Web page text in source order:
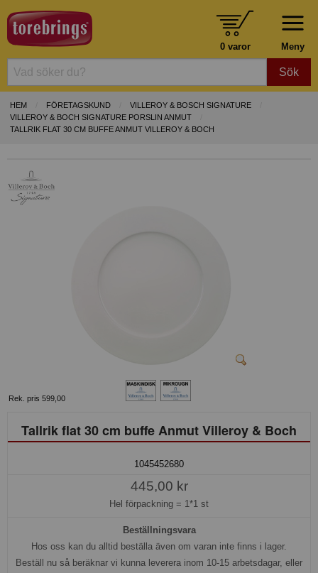
Meny
0 varor
Sök
HEM FÖRETAGSKUND
VILLEROY & BOSCH SIGNATURE
VILLEROY & BOCH SIGNATURE PORSLIN ANMUT
TALLRIK FLAT 30 CM BUFFE ANMUT VILLEROY & BOCH
Rek. pris 599,00
Tallrik flat 30 cm buffe Anmut Villeroy & Boch
1045452680
445,00 kr
Hel förpackning = 1*1 st
Beställningsvara
Hos oss kan du alltid beställa även om varan inte finns i lager.
Beställ nu så beräknar vi kunna leverera inom 10-15 arbetsdagar, eller